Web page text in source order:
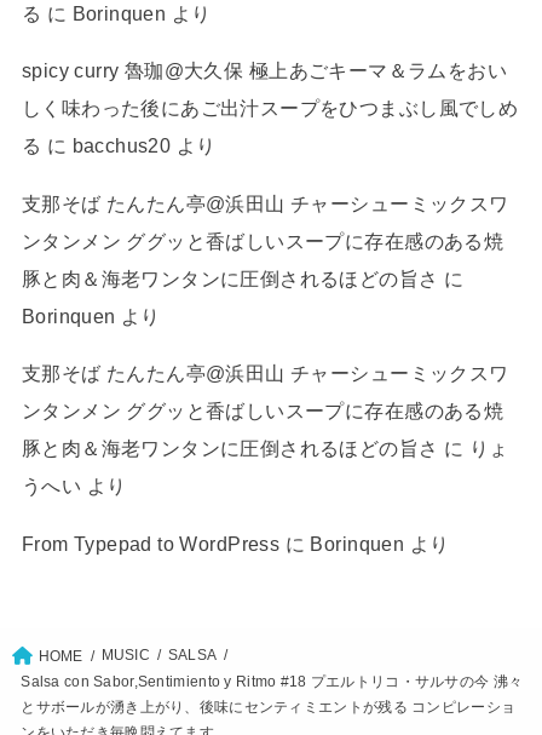
る に Borinquen より
spicy curry 魯珈@大久保 極上あごキーマ＆ラムをおい
しく味わった後にあご出汁スープをひつまぶし風でしめ
る に bacchus20 より
支那そば たんたん亭@浜田山 チャーシューミックスワ
ンタンメン ググッと香ばしいスープに存在感のある焼
豚と肉＆海老ワンタンに圧倒されるほどの旨さ に
Borinquen より
支那そば たんたん亭@浜田山 チャーシューミックスワ
ンタンメン ググッと香ばしいスープに存在感のある焼
豚と肉＆海老ワンタンに圧倒されるほどの旨さ に りょ
うへい より
From Typepad to WordPress に Borinquen より
HOME MUSIC
SALSA
Salsa con Sabor,Sentimiento y Ritmo #18 プエルトリコ・サルサの今 沸々
とサボールが湧き上がり、後味にセンティミエントが残る コンピレーショ